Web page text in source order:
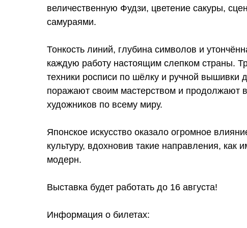
величественную Фудзи, цветение сакуры,
самураями.
Тонкость линий, глубина символов и
каждую работу настоящим слепком страны.
техники росписи по шёлку и ручной вышивки
поражают своим мастерством и продолжают
художников по всему миру.
Японское искусство оказало огромное
культуру, вдохновив такие направления, как
модерн.
Выставка будет работать до 16 августа!
Информация о билетах: